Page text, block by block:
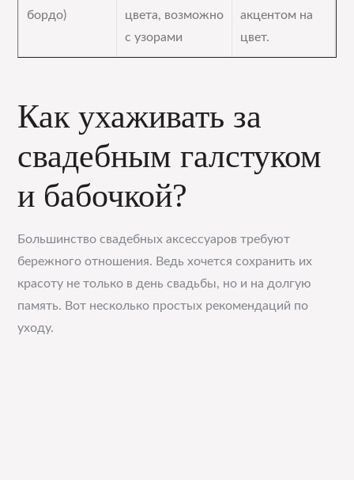
бордо)
цвета, возможно
с узорами
акцентом на
цвет.
Как ухаживать за
свадебным галстуком
и бабочкой?
Большинство свадебных аксессуаров требуют
бережного отношения. Ведь хочется сохранить их
красоту не только в день свадьбы, но и на долгую
память. Вот несколько простых рекомендаций по
уходу.